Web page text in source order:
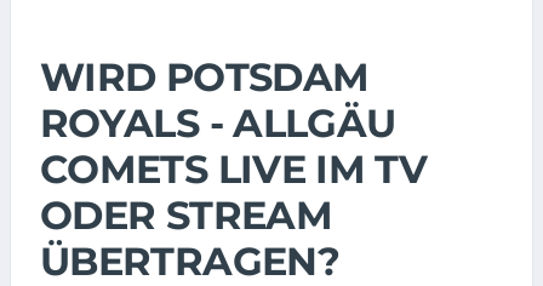
WIRD POTSDAM
ROYALS - ALLGÄU
COMETS LIVE IM TV
ODER STREAM
ÜBERTRAGEN?